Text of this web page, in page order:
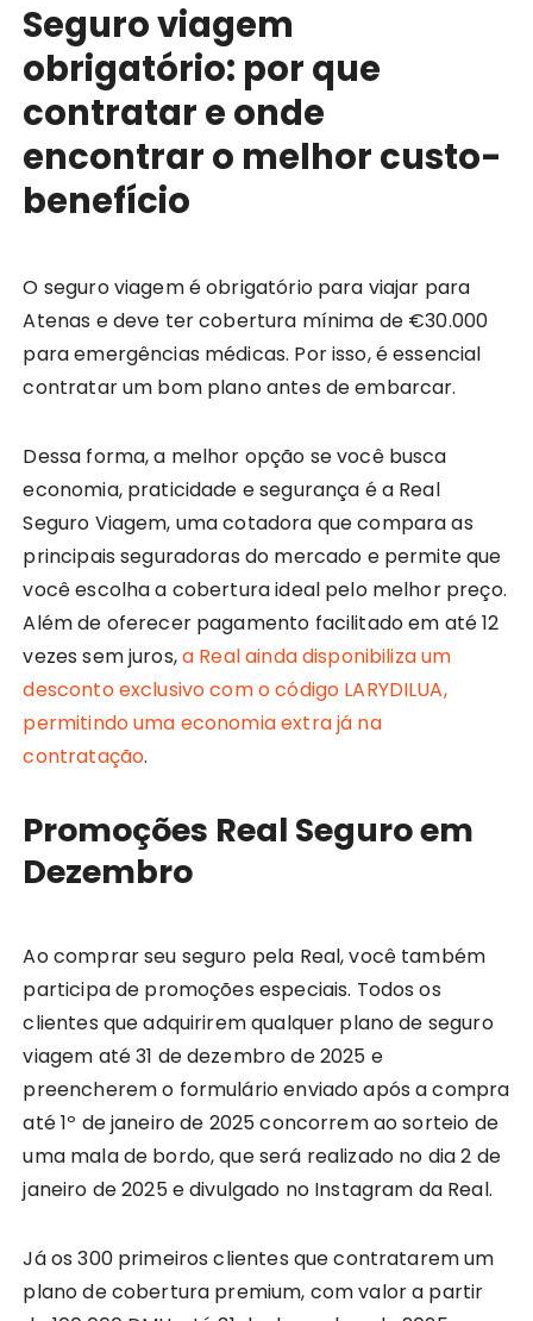
Seguro viagem
obrigatório: por que
contratar e onde
encontrar o melhor custo-
benefício
O seguro viagem é obrigatório para viajar para
Atenas e deve ter cobertura mínima de €30.000
para emergências médicas. Por isso, é essencial
contratar um bom plano antes de embarcar.
Dessa forma, a melhor opção se você busca
economia, praticidade e segurança é a Real
Seguro Viagem, uma cotadora que compara as
principais seguradoras do mercado e permite que
você escolha a cobertura ideal pelo melhor preço.
Além de oferecer pagamento facilitado em até 12
vezes sem juros,a Real ainda disponibiliza um
desconto exclusivo com o código LARYDILUA,
permitindo uma economia extra já na
contratação.
Promoções Real Seguro em
Dezembro
Ao comprar seu seguro pela Real, você também
participa de promoções especiais. Todos os
clientes que adquirirem qualquer plano de seguro
viagem até 31 de dezembro de 2025 e
preencherem o formulário enviado após a compra
até 1º de janeiro de 2025 concorrem ao sorteio de
uma mala de bordo, que será realizado no dia 2 de
janeiro de 2025 e divulgado no Instagram da Real.
Já os 300 primeiros clientes que contratarem um
plano de cobertura premium, com valor a partir